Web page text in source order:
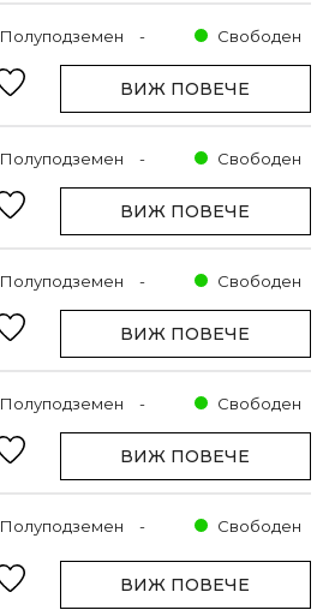
Полуподземен - Свободен
ВИЖ ПОВЕЧЕ
Полуподземен - Свободен
ВИЖ ПОВЕЧЕ
Полуподземен - Свободен
ВИЖ ПОВЕЧЕ
Полуподземен - Свободен
ВИЖ ПОВЕЧЕ
Полуподземен - Свободен
ВИЖ ПОВЕЧЕ